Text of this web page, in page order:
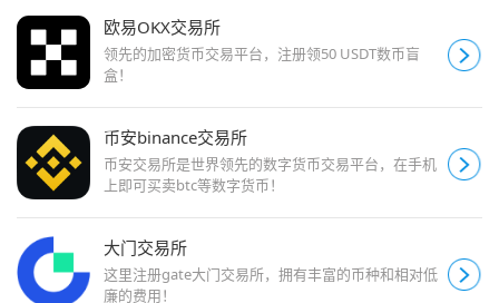
欧易OKX交易所
领先的加密货币交易平台，注册领50 USDT数币盲
盒！
币安binance交易所
币安交易所是世界领先的数字货币交易平台，在手机
上即可买卖btc等数字货币！
大门交易所
这里注册gate大门交易所，拥有丰富的币种和相对低
廉的费用！